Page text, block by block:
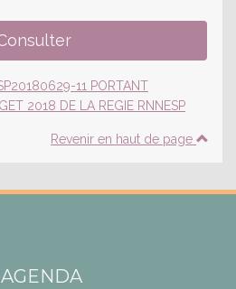
Revenir en haut de page
AGENDA